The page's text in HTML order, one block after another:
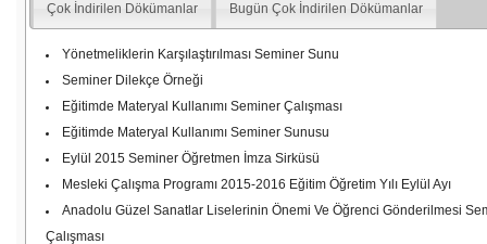
Çok İndirilen Dökümanlar Bugün Çok İndirilen Dökümanlar
Yönetmeliklerin Karşılaştırılması Seminer Sunu
Seminer Dilekçe Örneği
Eğitimde Materyal Kullanımı Seminer Çalışması
Eğitimde Materyal Kullanımı Seminer Sunusu
Eylül 2015 Seminer Öğretmen İmza Sirküsü
Mesleki Çalışma Programı 2015-2016 Eğitim Öğretim Yılı Eylül Ayı
Anadolu Güzel Sanatlar Liselerinin Önemi Ve Öğrenci Gönderilmesi
Çalışması